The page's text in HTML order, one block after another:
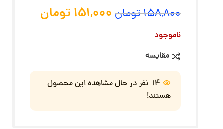
158,800تومان 151,000 تومان
ناموجود
مقایسه
14 نفر در حال مشاهده این محصول
هستند!